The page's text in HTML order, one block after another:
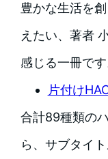
豊かな生活を
えたい、著者
感じる一冊です
片付け
合計89種類の
ら、サブタイ